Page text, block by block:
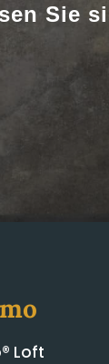
Sie
Loft